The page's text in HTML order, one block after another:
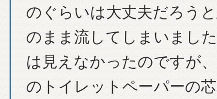
のぐらいは大丈夫だろう
のまま流してしまいまし
は見えなかったのですが
のトイレットペーパーの